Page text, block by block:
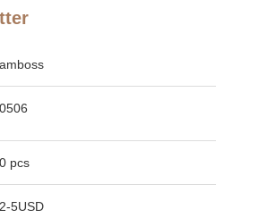
pcs
5USD